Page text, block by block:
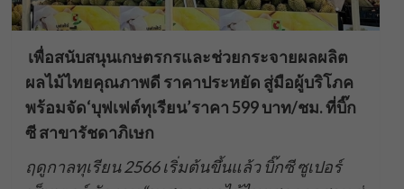
เพื่อสนับสนุนเกษตรกรและช่วยกระจายผลผลิต
ผลไม้ไทยคุณภาพดี ราคาประหยัด สู่มือผู้บริโภค
พร้อมจัด‘บุฟเฟต์ทุเรียน’ราคา 599 บาท/ชม. ที่บิ๊ก
ซี สาขารัชดาภิเษก
ฤดูกาลทุเรียน 2566 เริ่มต้นขึ้นแล้ว บิ๊กซี ซูเปอร์